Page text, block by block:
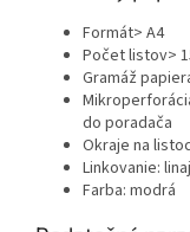
Formát> A4
Počet listov>
Gramáž
do poradača
Okraje na
Linkovanie:
Farba: modrá